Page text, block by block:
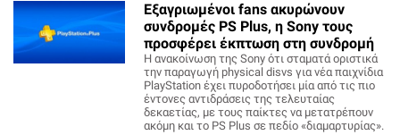
Εξαγριωμένοι fans ακυρώνουν
συνδρομές PS Plus, η Sony τους
προσφέρει έκπτωση στη συνδρομή
Η ανακοίνωση της Sony ότι σταματά οριστικά
την παραγωγή physical disvs για νέα παιχνίδια
PlayStation έχει πυροδοτήσει μία από τις πιο
έντονες αντιδράσεις της τελευταίας
δεκαετίας, με τους παίκτες να μετατρέπουν
ακόμη και το PS Plus σε πεδίο «διαμαρτυρίας».